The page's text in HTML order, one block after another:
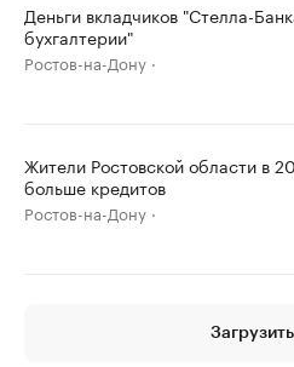
Деньги вкладчиков "Стелла-
бухгалтерии"
Ростов-на-Дону
Жители Ростовской области в
больше кредитов
Ростов-на-Дону